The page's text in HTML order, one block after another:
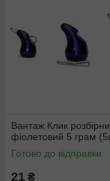
Вантаж Клик
фіолетовий 5 грам
Готово до відправки
21 ₴